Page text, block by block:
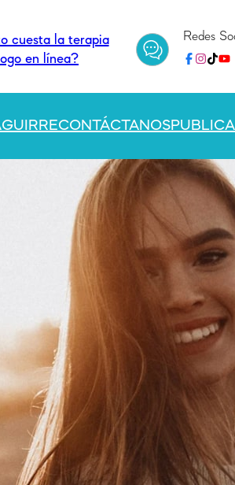
cuesta la terapia
en línea?
Redes
CONTÁCTANOS